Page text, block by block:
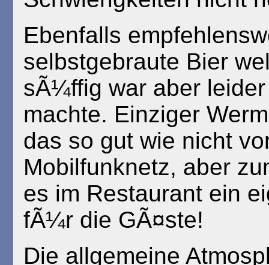
Ebenfalls
selbstgebraute Bier
sÃ¼ffig war aber
machte. Einziger
das so gut wie nicht
Mobilfunknetz, aber
es im Restaurant ein
fÃ¼r die GÃ¤ste!
Die allgemeine